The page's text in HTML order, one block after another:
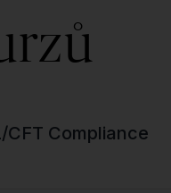
CFT Compliance